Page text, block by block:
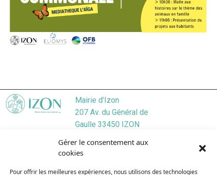
Gérer le consentement aux
cookies
Pour offrir les meilleures expériences, nous utilisons des technologies
Mairie d’Izon
207 Av. du Général de
Gaulle 33450 IZON
05 57 55 45 46
Lundi/ 9:00–12:30, 13:30–17:30